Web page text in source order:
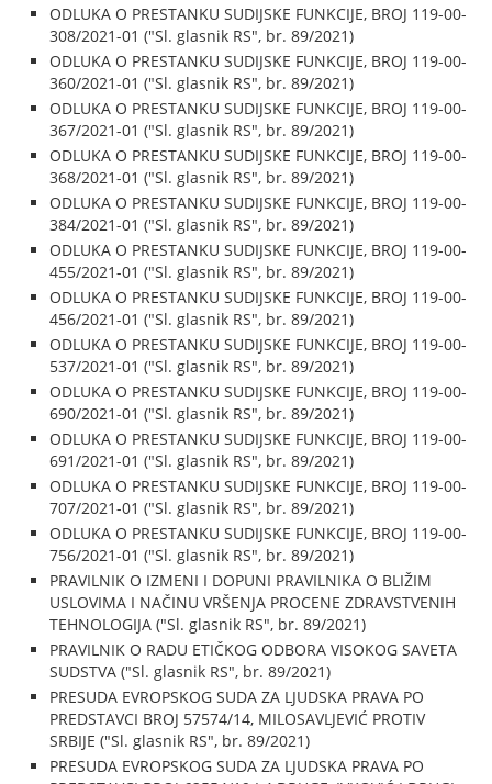
ODLUKA O PRESTANKU SUDIJSKE FUNKCIJE, BROJ 119-00-
308/2021-01 ("Sl. glasnik RS", br. 89/2021)
ODLUKA O PRESTANKU SUDIJSKE FUNKCIJE, BROJ 119-00-
360/2021-01 ("Sl. glasnik RS", br. 89/2021)
ODLUKA O PRESTANKU SUDIJSKE FUNKCIJE, BROJ 119-00-
367/2021-01 ("Sl. glasnik RS", br. 89/2021)
ODLUKA O PRESTANKU SUDIJSKE FUNKCIJE, BROJ 119-00-
368/2021-01 ("Sl. glasnik RS", br. 89/2021)
ODLUKA O PRESTANKU SUDIJSKE FUNKCIJE, BROJ 119-00-
384/2021-01 ("Sl. glasnik RS", br. 89/2021)
ODLUKA O PRESTANKU SUDIJSKE FUNKCIJE, BROJ 119-00-
455/2021-01 ("Sl. glasnik RS", br. 89/2021)
ODLUKA O PRESTANKU SUDIJSKE FUNKCIJE, BROJ 119-00-
456/2021-01 ("Sl. glasnik RS", br. 89/2021)
ODLUKA O PRESTANKU SUDIJSKE FUNKCIJE, BROJ 119-00-
537/2021-01 ("Sl. glasnik RS", br. 89/2021)
ODLUKA O PRESTANKU SUDIJSKE FUNKCIJE, BROJ 119-00-
690/2021-01 ("Sl. glasnik RS", br. 89/2021)
ODLUKA O PRESTANKU SUDIJSKE FUNKCIJE, BROJ 119-00-
691/2021-01 ("Sl. glasnik RS", br. 89/2021)
ODLUKA O PRESTANKU SUDIJSKE FUNKCIJE, BROJ 119-00-
707/2021-01 ("Sl. glasnik RS", br. 89/2021)
ODLUKA O PRESTANKU SUDIJSKE FUNKCIJE, BROJ 119-00-
756/2021-01 ("Sl. glasnik RS", br. 89/2021)
PRAVILNIK O IZMENI I DOPUNI PRAVILNIKA O BLIŽIM
USLOVIMA I NAČINU VRŠENJA PROCENE ZDRAVSTVENIH
TEHNOLOGIJA ("Sl. glasnik RS", br. 89/2021)
PRAVILNIK O RADU ETIČKOG ODBORA VISOKOG SAVETA
SUDSTVA ("Sl. glasnik RS", br. 89/2021)
PRESUDA EVROPSKOG SUDA ZA LJUDSKA PRAVA PO
PREDSTAVCI BROJ 57574/14, MILOSAVLJEVIĆ PROTIV
SRBIJE ("Sl. glasnik RS", br. 89/2021)
PRESUDA EVROPSKOG SUDA ZA LJUDSKA PRAVA PO